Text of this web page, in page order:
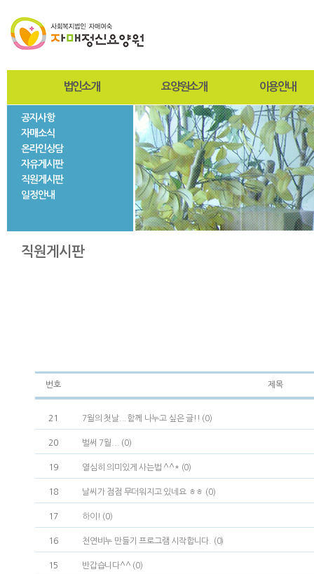
법인소개
사진자료
법인현황
요양원소개
인사말
설립목적 및 연혁
미션과비전
조직도
시설현황
층별안내
자매둘러보기
이용안내
입퇴원절차
찾아오시는길
사회재활서비스
공지사항
자매소식
온라인상담
자유게시판
직원게시판
일정안내
직원게시판
번호 제목
21 7월의 첫날...함께 나누고 싶은 글!! (0)
20 벌써 7월... (0)
19 열심히 의미있게 사는법 ^^* (0)
18 날씨가 점점 무더워지고 있네요 ㅎㅎ (0)
17 하이! (0)
16 천연비누 만들기 프로그램 시작합니다. (0)
15 반갑습니다^^ (0)